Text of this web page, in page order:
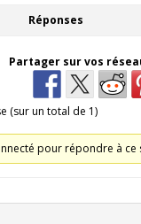
Réponses
Partager sur vos
(sur un total de 1)
pour répondre à ce